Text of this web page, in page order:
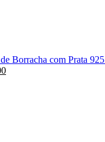
Borracha com Prata 925